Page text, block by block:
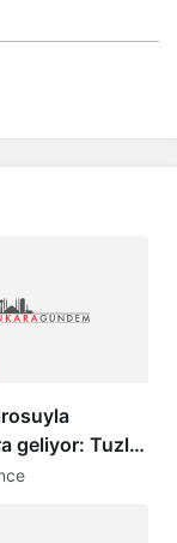
geliyor: Tuzlu
yıldızları